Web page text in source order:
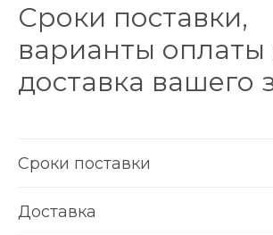
Сроки поставки,
варианты оплаты
доставка вашего
Сроки поставки
Доставка